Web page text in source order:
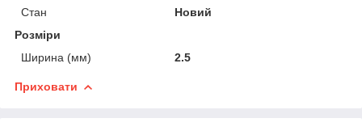
Стан
Новий
Розміри
Ширина (мм)
2.5
Приховати